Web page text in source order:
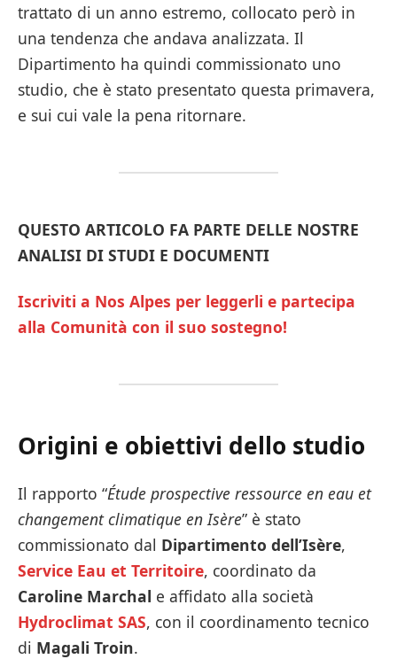
trattato di un anno estremo, collocato però in
una tendenza che andava analizzata. Il
Dipartimento ha quindi commissionato uno
studio, che è stato presentato questa primavera,
e sui cui vale la pena ritornare.
QUESTO ARTICOLO FA PARTE DELLE NOSTRE
ANALISI DI STUDI E DOCUMENTI
Iscriviti a Nos Alpes per leggerli e partecipa
alla Comunità con il suo sostegno!
Origini e obiettivi dello studio
Il rapporto “Étude prospective ressource en eau et
changement climatique en Isère” è stato
commissionato dal Dipartimento dell’Isère,
Service Eau et Territoire, coordinato da
Caroline Marchal e affidato alla società
Hydroclimat SAS, con il coordinamento tecnico
di Magali Troin.